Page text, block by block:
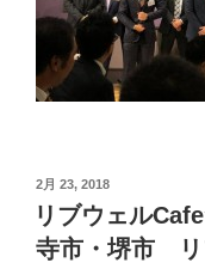
投
稿
日:
2月 23, 2018
リブウェル
寺市・堺市 リ